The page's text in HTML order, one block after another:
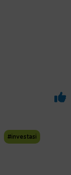
#investasi